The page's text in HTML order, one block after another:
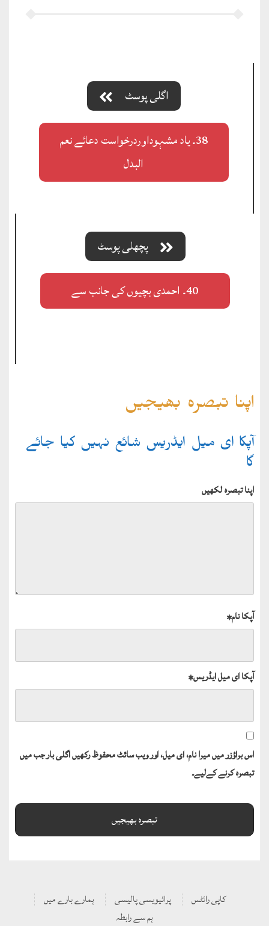
اگلی پوسٹ
38۔ یاد مشہوداوردرخواست دعائے نعم
البدل
پچھلی پوسٹ
40۔ احمدی بچیوں کی جانب سے
اپنا تبصرہ بھیجیں
آپکا ای میل ایڈریس شائع نہیں کیا جائے
گا
اپنا تبصرہ لکھیں
آپکا نام*
آپکا ای میل ایڈریس*
اس براؤزر میں میرا نام، ای میل، اور ویب سائٹ محفوظ رکھیں اگلی بار جب میں
تبصرہ کرنے کےلیے۔
کاپی رائٹس پرائیویسی پالیسی
ہمارے بارے میں
ہم سے رابطہ